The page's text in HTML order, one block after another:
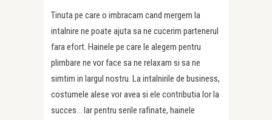
Tinuta pe care o imbracam cand mergem la
intalnire ne poate ajuta sa ne cucerim partenerul
fara efort. Hainele pe care le alegem pentru
plimbare ne vor face sa ne relaxam si sa ne
simtim in largul nostru. La intalnirile de business,
costumele alese vor avea si ele contributia lor la
succes… Iar pentru serile rafinate, hainele